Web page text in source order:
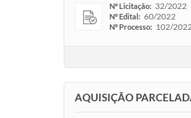
Nº Licitação: 32/2022
Nº Edital: 60/2022
Nº Processo: 102/
AQUISIÇÃO